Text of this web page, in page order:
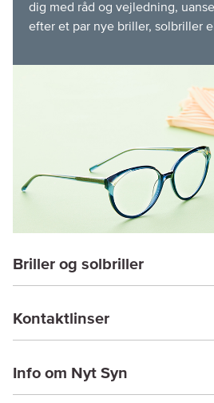
dig med råd og vejledning,
efter et par nye briller, solbriller
Briller og solbriller
Kontaktlinser
Info om Nyt Syn